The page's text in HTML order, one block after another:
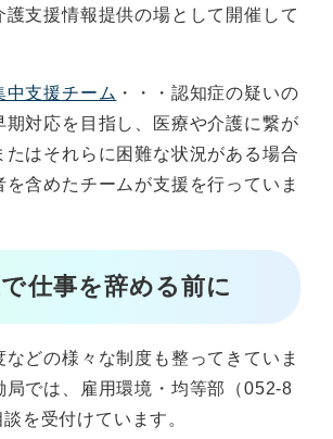
護支援情報提供の場として開催して
中支援チーム ・・・認知症の疑いの
期対応を目指し、医療や介護に繋が
たはそれらに困難な状況がある場合
を含めたチームが支援を行っていま
仕事を辞める前に
どの様々な制度も整ってきていま
局では、雇用環境・均等部（052-8
を受付けています。